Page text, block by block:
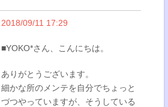
2018/09/11 17:29
■YOKO*さん、こんにちは。
ありがとうございます。
細かな所のメンテを自分でちょっと
づつやっていますが、そうしている